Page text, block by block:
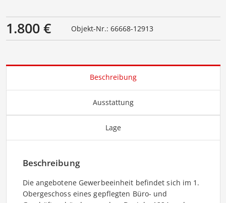
1.800 € Objekt-Nr.: 66668-12913
Beschreibung
Ausstattung
Lage
Beschreibung
Die angebotene Gewerbeeinheit befindet sich im 1.
Obergeschoss eines gepflegten Büro- und